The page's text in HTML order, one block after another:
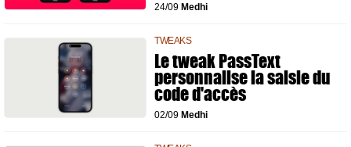
24/09 Medhi
TWEAKS
Le tweak PassText
personnalise la saisie du
code d'accès
02/09 Medhi